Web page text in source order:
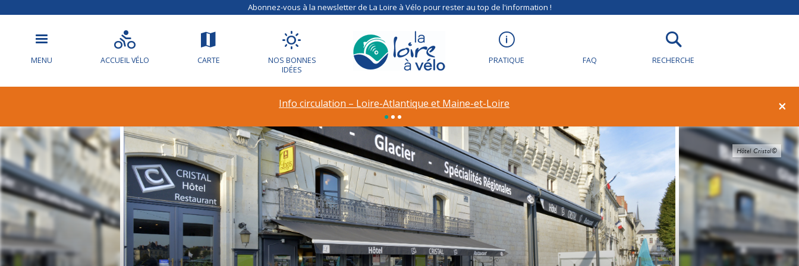
Abonnez-vous à la newsletter de La Loire à Vélo pour rester au top de l'information !
MENU ACCUEIL VÉLO CARTE
NOS BONNES
IDÉES
PRATIQUE FAQ RECHERCHE
×
Info circulation – Loire-Atlantique et Maine-et-Loire
Hôtel Cristal©